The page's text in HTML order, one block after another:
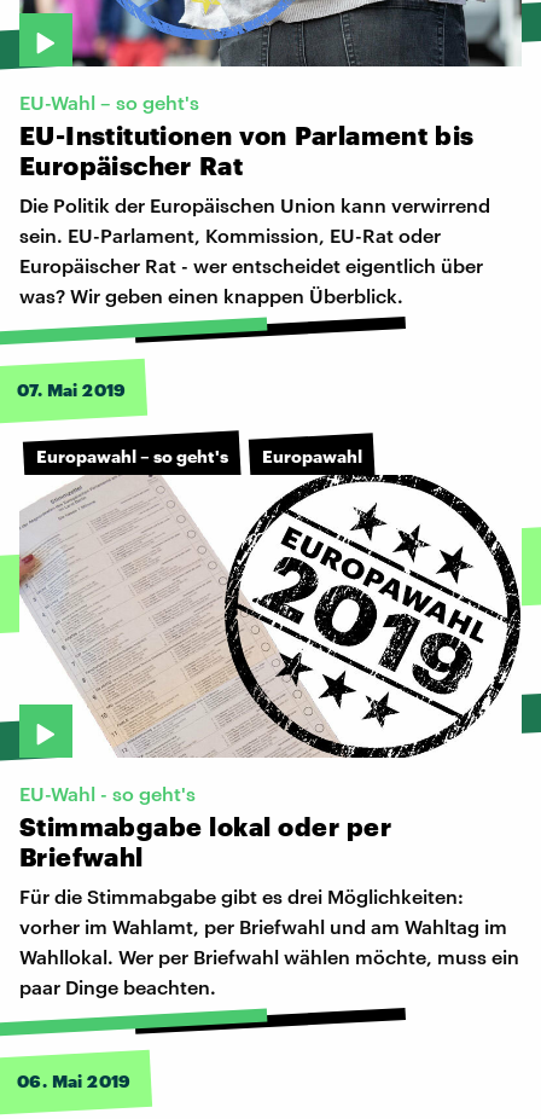
EU-Wahl – so geht's
EU-Institutionen von Parlament bis
Europäischer Rat
Die Politik der Europäischen Union kann verwirrend
sein. EU-Parlament, Kommission, EU-Rat oder
Europäischer Rat - wer entscheidet eigentlich über
was? Wir geben einen knappen Überblick.
07. Mai 2019
Europawahl – so geht's Europawahl
EU-Wahl - so geht's
Stimmabgabe lokal oder per
Briefwahl
Für die Stimmabgabe gibt es drei Möglichkeiten:
vorher im Wahlamt, per Briefwahl und am Wahltag im
Wahllokal. Wer per Briefwahl wählen möchte, muss ein
paar Dinge beachten.
06. Mai 2019